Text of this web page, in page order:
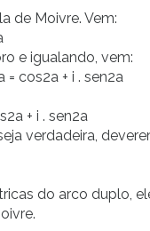
de Moivre. Vem:
e igualando, vem:
= cos2a + i . sen2a
+ i . sen2a
verdadeira,
do arco duplo,